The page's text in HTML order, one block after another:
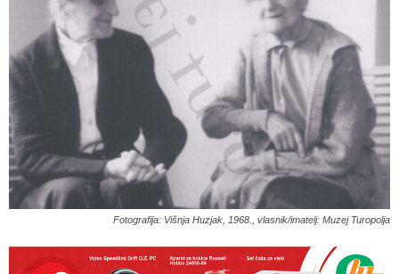
Fotografija: Višnja Huzjak, 1968., vlasnik/imatelj: Muzej Turopolja